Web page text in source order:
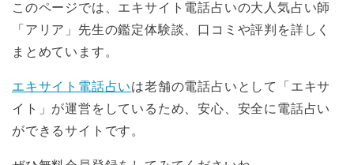
このページでは、エキサイト電話占いの大人気占い師
「アリア」先生の鑑定体験談、口コミや評判を詳しく
まとめています。
エキサイト電話占いは老舗の電話占いとして「エキサ
イト」が運営をしているため、安心、安全に電話占い
ができるサイトです。